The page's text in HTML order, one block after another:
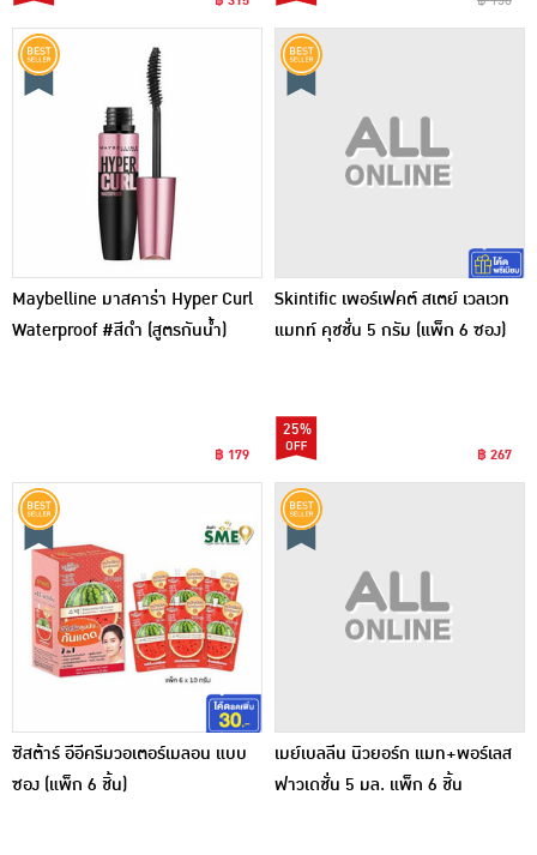
Maybelline มาสคาร่า Hyper Curl
Waterproof #สีดำ (สูตรกันน้ำ)
฿ 179
Skintific เพอร์เฟคต์ สเตย์ เวลเวท
แมทท์ คุชชั่น 5 กรัม (แพ็ก 6 ซอง)
25%
฿ 267
ซิสต้าร์ อีอีครีมวอเตอร์เมลอน แบบ
ซอง (แพ็ก 6 ชิ้น)
เมย์เบลลีน นิวยอร์ก แมท+พอร์เลส
ฟาวเดชั่น 5 มล. แพ็ก 6 ชิ้น